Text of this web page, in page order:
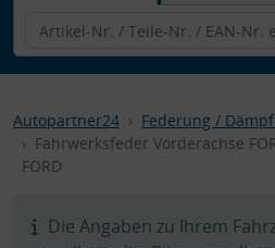
Autopartner24 Federung /
Fahrwerksfeder Vorderachse
FORD
Die Angaben zu Ihrem